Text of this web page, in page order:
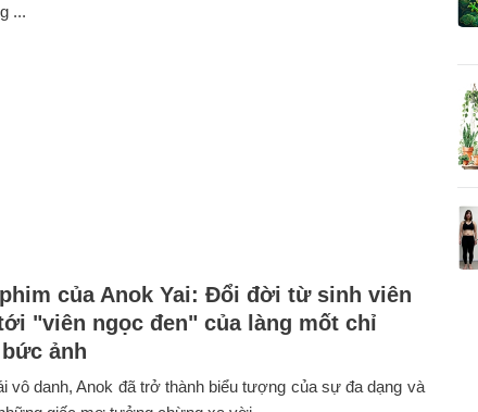
...
của Anok Yai: Đổi đời từ sinh viên
"viên ngọc đen" của làng mốt chỉ
ảnh
vô danh, Anok đã trở thành biểu tượng của sự đa dạng và